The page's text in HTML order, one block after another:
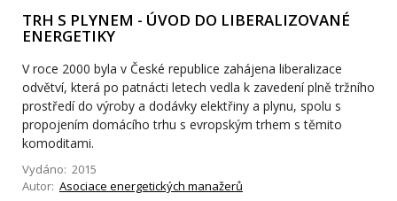
TRH S PLYNEM - ÚVOD DO LIBERALIZOVANÉ
ENERGETIKY
V roce 2000 byla v České republice zahájena liberalizace
odvětví, která po patnácti letech vedla k zavedení plně tržního
prostředí do výroby a dodávky elektřiny a plynu, spolu s
propojením domácího trhu s evropským trhem s těmito
komoditami.
Vydáno: 2015
Autor: Asociace energetických manažerů